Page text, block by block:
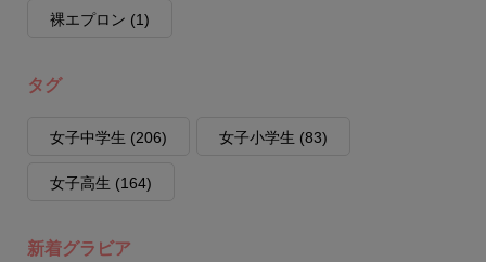
裸エプロン (1)
タグ
女子中学生 (206) 女子小学生 (83)
女子高生 (164)
新着グラビア